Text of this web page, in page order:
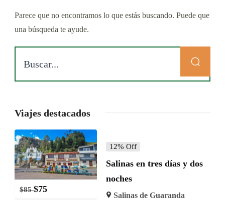
Parece que no encontramos lo que estás buscando. Puede que
una búsqueda te ayude.
Viajes destacados
$85 $75
12% Off
Salinas en tres días y dos
noches
Salinas de Guaranda